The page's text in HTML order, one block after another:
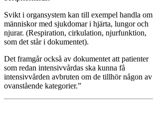
Svikt i organsystem kan till exempel handla om
människor med sjukdomar i hjärta, lungor och
njurar. (Respiration, cirkulation, njurfunktion,
som det står i dokumentet).
Det framgår också av dokumentet att patienter
som redan intensivvårdas ska kunna få
intensivvården avbruten om de tillhör någon av
ovanstående kategorier.”